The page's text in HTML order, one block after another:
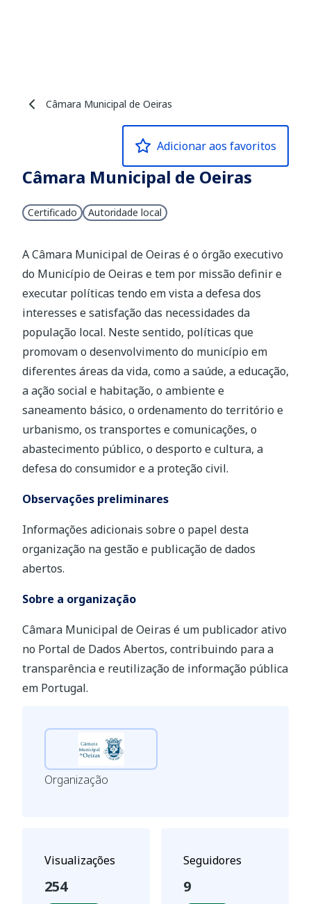
Câmara Municipal de Oeiras
Adicionar aos favoritos
Câmara Municipal de Oeiras
Certificado Autoridade local
A Câmara Municipal de Oeiras é o órgão executivo
do Município de Oeiras e tem por missão definir e
executar políticas tendo em vista a defesa dos
interesses e satisfação das necessidades da
população local. Neste sentido, políticas que
promovam o desenvolvimento do município em
diferentes áreas da vida, como a saúde, a educação,
a ação social e habitação, o ambiente e
saneamento básico, o ordenamento do território e
urbanismo, os transportes e comunicações, o
abastecimento público, o desporto e cultura, a
defesa do consumidor e a proteção civil.
Observações preliminares
Informações adicionais sobre o papel desta
organização na gestão e publicação de dados
abertos.
Sobre a organização
Câmara Municipal de Oeiras é um publicador ativo
no Portal de Dados Abertos, contribuindo para a
transparência e reutilização de informação pública
em Portugal.
Organização
Visualizações
254
Seguidores
9